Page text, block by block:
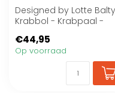
Designed by Lotte Balty
Krabbol - Krabpaal -
€44,95
Op voorraad